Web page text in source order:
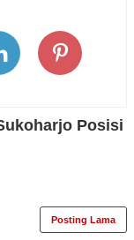
Posisi
Posting Lama